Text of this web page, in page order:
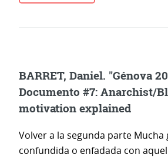
BARRET, Daniel. "Génova
Documento #7: Anarchist/
motivation explained
Volver a la segunda parte Mucha
confundida o enfadada con